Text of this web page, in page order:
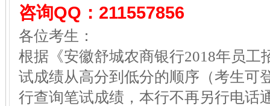
咨询QQ：211557856
各位考生：
根据《安徽舒城农商银行2018年员工
试成绩从高分到低分的顺序（考生可
行查询笔试成绩，本行不再另行电话